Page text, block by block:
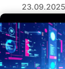
23.09.2025